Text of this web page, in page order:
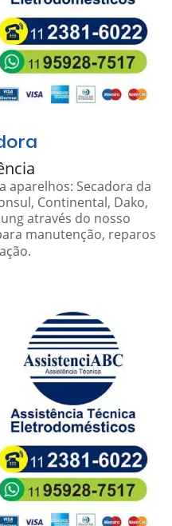
aparelhos: Secadora da
Continental, Dako,
através do nosso
manutenção, reparos